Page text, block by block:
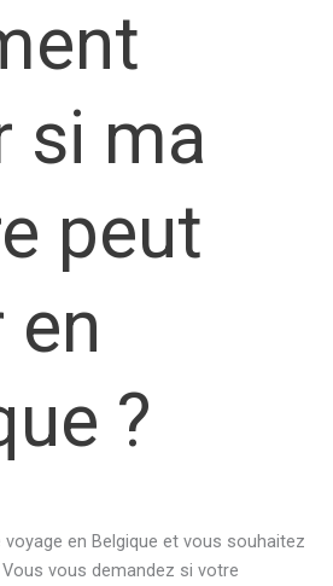
si ma
peut
en
?
en Belgique et vous souhaitez
vous demandez si votre